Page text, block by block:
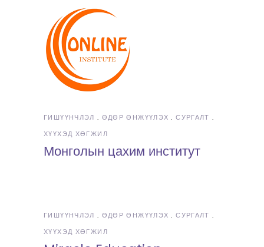
ГИШҮҮНЧЛЭЛ ӨДӨР ӨНЖҮҮЛЭХ
СУРГАЛТ
ХҮҮХЭД ХӨГЖИЛ
Монголын цахим институт
ГИШҮҮНЧЛЭЛ ӨДӨР ӨНЖҮҮЛЭХ
СУРГАЛТ
ХҮҮХЭД ХӨГЖИЛ